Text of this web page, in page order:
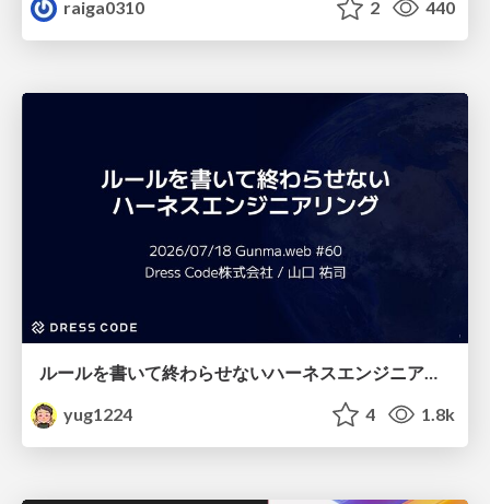
raiga0310
2 440
ルールを書いて終わらせないハーネスエンジニアリング
yug1224
4 1.8k